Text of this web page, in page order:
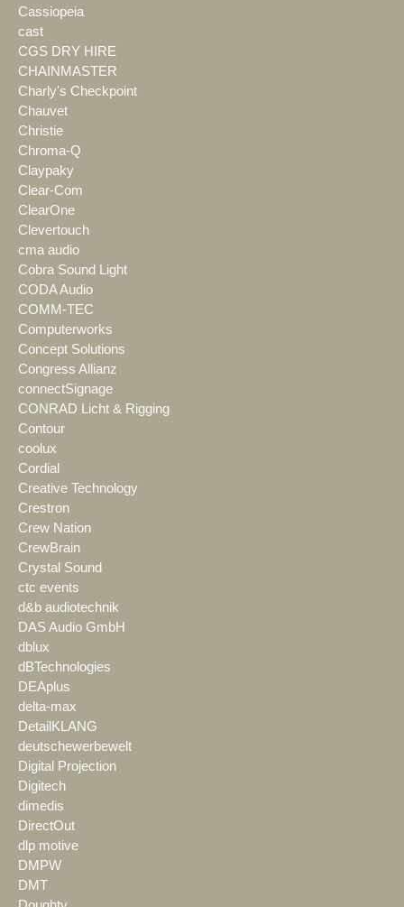
Cassiopeia
cast
CGS DRY HIRE
CHAINMASTER
Charly's Checkpoint
Chauvet
Christie
Chroma-Q
Claypaky
Clear-Com
ClearOne
Clevertouch
cma audio
Cobra Sound Light
CODA Audio
COMM-TEC
Computerworks
Concept Solutions
Congress Allianz
connectSignage
CONRAD Licht & Rigging
Contour
coolux
Cordial
Creative Technology
Crestron
Crew Nation
CrewBrain
Crystal Sound
ctc events
d&b audiotechnik
DAS Audio GmbH
dblux
dBTechnologies
DEAplus
delta-max
DetailKLANG
deutschewerbewelt
Digital Projection
Digitech
dimedis
DirectOut
dlp motive
DMPW
DMT